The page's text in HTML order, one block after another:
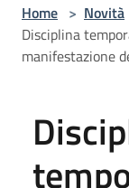
Home > Novità
Disciplina
manifestazione